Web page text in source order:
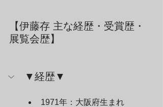
【伊藤存 主な経歴・受賞歴・
展覧会歴】
▼経歴▼
1971年：大阪府生まれ